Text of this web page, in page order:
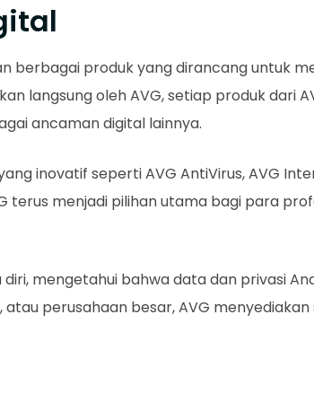
berbagai produk yang dirancang untuk
langsung oleh AVG, setiap produk dari
ancaman digital lainnya.
inovatif seperti AVG AntiVirus, AVG
terus menjadi pilihan utama bagi para
mengetahui bahwa data dan privasi
perusahaan besar, AVG menyediakan